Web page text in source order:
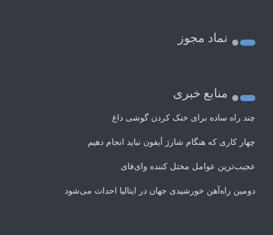
نماد مجوز
منابع خبری
چند راه‌ ساده برای خنک کردن گوشی داغ
چهار کاری که هنگام شارژ آیفون نباید انجام دهیم
عجیب‌ترین عوامل مختل کننده وای‌فای
دومین راه‌آهن خورشیدی جهان در ایتالیا احداث می‌شود